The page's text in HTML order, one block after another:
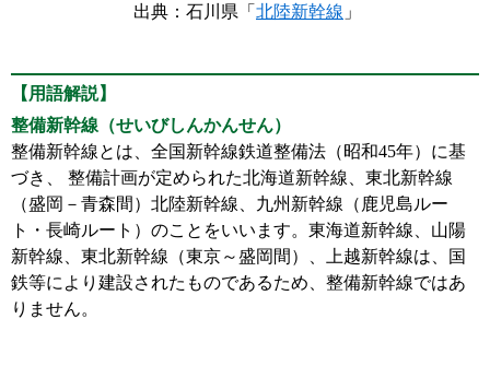
出典：石川県「 北陸新幹線 」
【用語解説】
整備新幹線（せいびしんかんせん）
整備新幹線とは、全国新幹線鉄道整備法（昭和45年）に基
づき、 整備計画が定められた北海道新幹線、東北新幹線
（盛岡－青森間）北陸新幹線、九州新幹線（鹿児島ルー
ト・長崎ルート）のことをいいます。東海道新幹線、山陽
新幹線、東北新幹線（東京～盛岡間）、上越新幹線は、国
鉄等により建設されたものであるため、整備新幹線ではあ
りません。